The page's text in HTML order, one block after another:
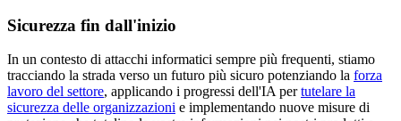
Sicurezza fin dall'inizio
In un contesto di attacchi informatici sempre più frequenti, stiamo
tracciando la strada verso un futuro più sicuro potenziando la forza
lavoro del settore, applicando i progressi dell'IA pertutelare la
sicurezza delle organizzazioni e implementando nuove misure di